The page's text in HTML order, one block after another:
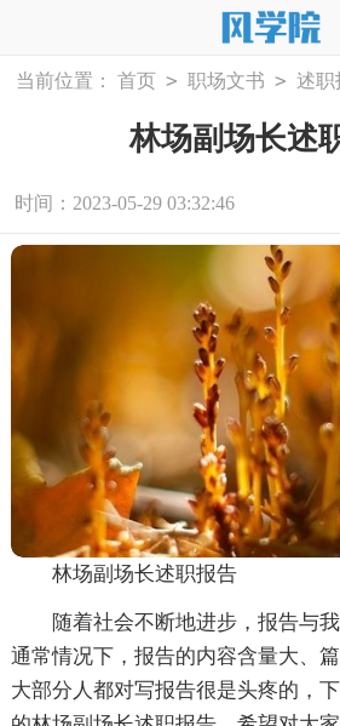
当前位置： 首页 > 职场文书 > 述职
林场副场长述
时间：2023-05-29 03:32:46
林场副场长述职报告
随着社会不断地进步，报告与
通常情况下，报告的内容含量大、
大部分人都对写报告很是头疼的，